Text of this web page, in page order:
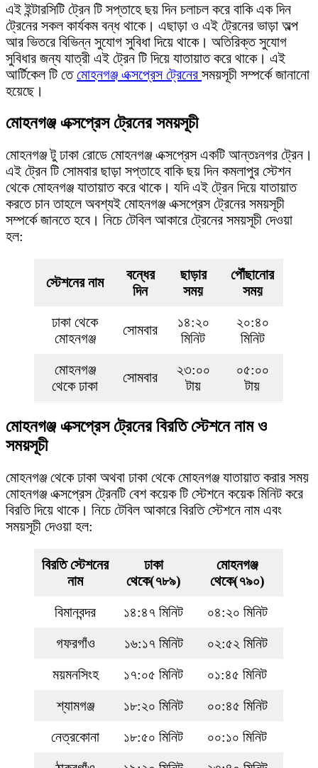
এই ইন্টারসিটি ট্রেন টি সপ্তাহে ছয় দিন চলাচল করে বাকি এক দিন
ট্রেনের সকল কার্যকম বন্ধ থাকে। এছাড়া ও এই ট্রেনের ভাড়া অল্প
আর ভিতরে বিভিন্ন সুযোগ সুবিধা দিয়ে থাকে। অতিরিক্ত সুযোগ
সুবিধার জন্য যাত্রী এই ট্রেন টি দিয়ে যাতায়াত করে থাকে। এই
আর্টিকেল টি তেমোহনগঞ্জ এক্সপ্রেস ট্রেনের সময়সূচী সম্পর্কে জানানো
হয়েছে।
মোহনগঞ্জ এক্সপ্রেস ট্রেনের সময়সূচী
মোহনগঞ্জ টু ঢাকা রোডে মোহনগঞ্জ এক্সপ্রেস একটি আন্তঃনগর ট্রেন।
এই ট্রেন টি সোমবার ছাড়া সপ্তাহে বাকি ছয় দিন কমলাপুর স্টেশন
থেকে মোহনগঞ্জ যাতায়াত করে থাকে। যদি এই ট্রেন দিয়ে যাতায়াত
করতে চান তাহলে অবশ্যই মোহনগঞ্জ এক্সপ্রেস ট্রেনের সময়সূচী
সম্পর্কে জানতে হবে। নিচে টেবিল আকারে ট্রেনের সময়সূচী দেওয়া
হল:
স্টেশনের নাম
বন্ধের
দিন
ছাড়ার
সময়
পৌঁছানোর
সময়
ঢাকা থেকে
মোহনগঞ্জ
সোমবার
১৪:২০
মিনিট
২০:৪০
মিনিট
মোহনগঞ্জ
থেকে ঢাকা
সোমবার
২৩:০০
টায়
০৫:০০
টায়
মোহনগঞ্জ এক্সপ্রেস ট্রেনের বিরতি স্টেশনে নাম ও
সময়সূচী
মোহনগঞ্জ থেকে ঢাকা অথবা ঢাকা থেকে মোহনগঞ্জ যাতায়াত করার সময়
মোহনগঞ্জ এক্সপ্রেস ট্রেনটি বেশ কয়েক টি স্টেশনে কয়েক মিনিট করে
বিরতি দিয়ে থাকে। নিচে টেবিল আকারে বিরতি স্টেশনে নাম এবং
সময়সূচী দেওয়া হল:
বিরতি স্টেশনের
নাম
ঢাকা
থেকে(৭৮৯)
মোহনগঞ্জ
থেকে(৭৯০)
বিমানবন্দর
১৪:৪৭ মিনিট
০৪:২০ মিনিট
গফরগাঁও
১৬:১৭ মিনিট
০২:৫২ মিনিট
ময়মনসিংহ
১৭:০৫ মিনিট
০১:৪৫ মিনিট
শ্যামগঞ্জ
১৮:২০ মিনিট
০০:৪৫ মিনিট
নেত্রকোনা
১৮:৫০ মিনিট
০০:১০ মিনিট